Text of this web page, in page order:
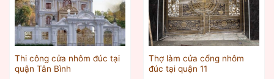
Thi công cửa nhôm đúc tại
quận Tân Bình
Thợ làm cửa cổng nhôm
đúc tại quận 11